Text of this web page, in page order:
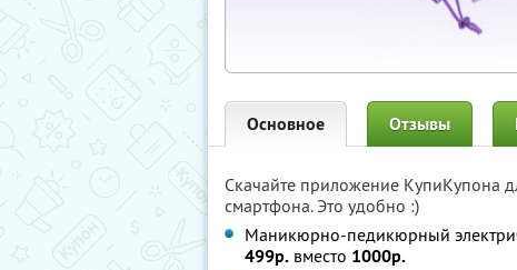
Основное Отзывы
Скачайте приложение КупиКупона
смартфона. Это удобно :)
Маникюрно-педикюрный
499р. вместо 1000р.